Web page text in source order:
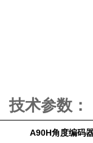
技术参数：
A90H角度编码